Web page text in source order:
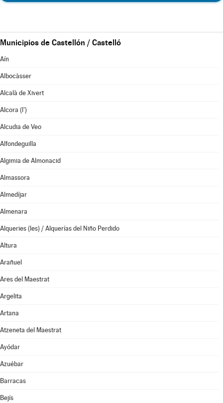
Municipios de Castellón / Castelló
Aín
Albocàsser
Alcalà de Xivert
Alcora (l')
Alcudia de Veo
Alfondeguilla
Algimia de Almonacid
Almassora
Almedíjar
Almenara
Alqueries (les) / Alquerías del Niño Perdido
Altura
Arañuel
Ares del Maestrat
Argelita
Artana
Atzeneta del Maestrat
Ayódar
Azuébar
Barracas
Bejís